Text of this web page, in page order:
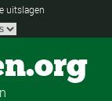
uitslagen